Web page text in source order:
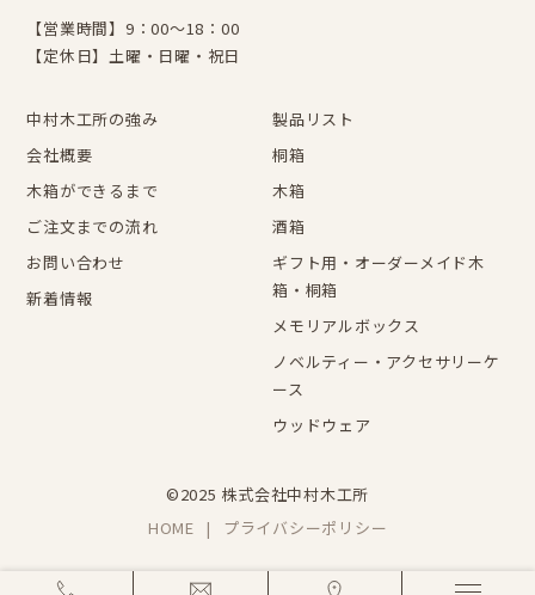
【営業時間】9：00～18：00
【定休日】土曜・日曜・祝日
中村木工所の強み
会社概要
木箱ができるまで
ご注文までの流れ
お問い合わせ
新着情報
製品リスト
桐箱
木箱
酒箱
ギフト用・オーダーメイド木
箱・桐箱
メモリアルボックス
ノベルティー・アクセサリーケ
ース
ウッドウェア
©2025 株式会社中村木工所
HOME
プライバシーポリシー